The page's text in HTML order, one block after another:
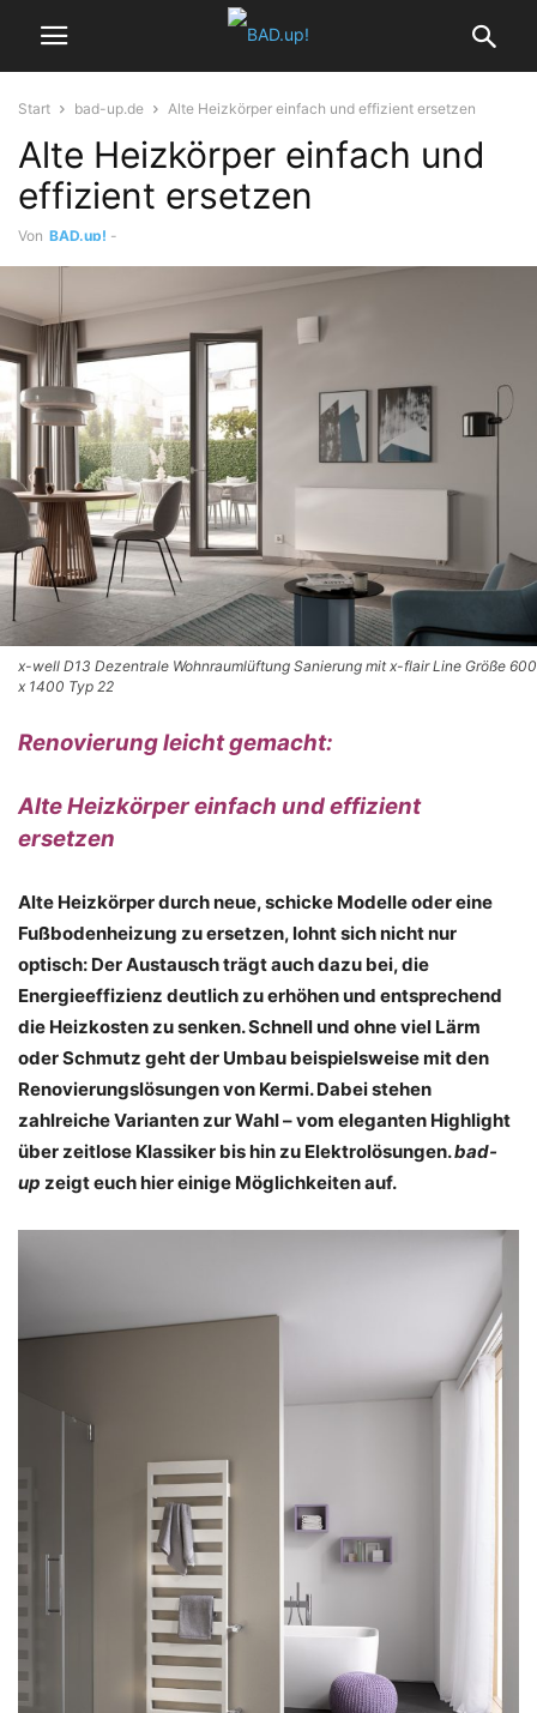
Start bad-up.de Alte Heizkörper einfach und effizient ersetzen
Alte Heizkörper einfach und
effizient ersetzen
Von BAD.up! -
x-well D13 Dezentrale Wohnraumlüftung Sanierung mit x-flair Line Größe 600
x 1400 Typ 22
Renovierung leicht gemacht:
Alte Heizkörper einfach und effizient
ersetzen
Alte Heizkörper durch neue, schicke Modelle oder eine
Fußbodenheizung zu ersetzen, lohnt sich nicht nur
optisch: Der Austausch trägt auch dazu bei, die
Energieeffizienz deutlich zu erhöhen und entsprechend
die Heizkosten zu senken. Schnell und ohne viel Lärm
oder Schmutz geht der Umbau beispielsweise mit den
Renovierungslösungen von Kermi. Dabei stehen
zahlreiche Varianten zur Wahl – vom eleganten Highlight
über zeitlose Klassiker bis hin zu Elektrolösungen.bad-
up zeigt euch hier einige Möglichkeiten auf.